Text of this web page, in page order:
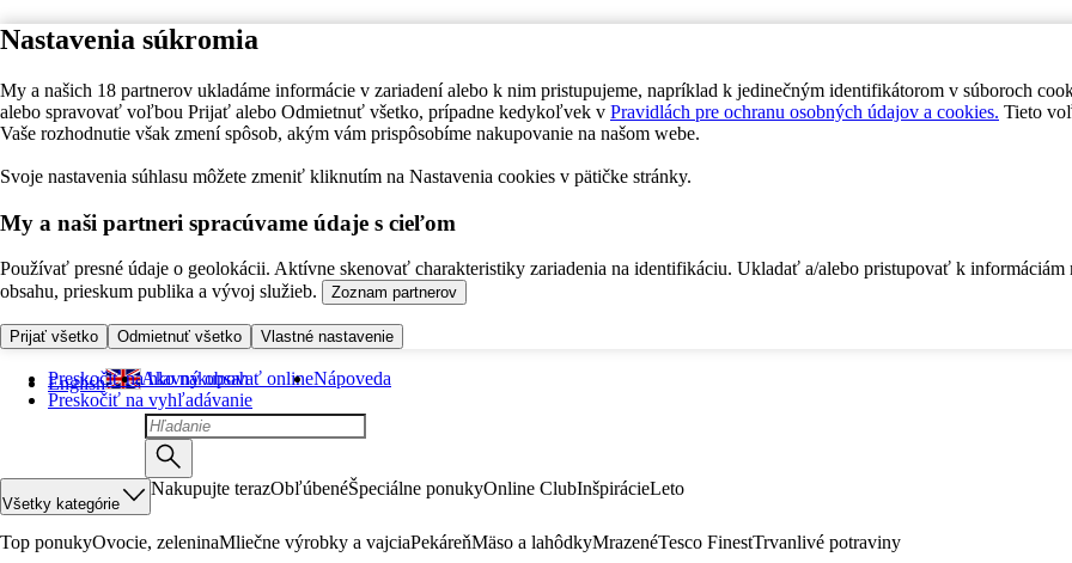
Nastavenia súkromia
My a našich 18 partnerov ukladáme informácie v zariadení alebo k nim pristupujeme, napríklad k jedinečným identifikátorom v súboroch
alebo spravovať voľbou Prijať alebo Odmietnuť všetko, prípadne kedykoľvek v Pravidlách pre ochranu osobných údajov a cookies. Tieto
Vaše rozhodnutie však zmení spôsob, akým vám prispôsobíme nakupovanie na našom webe.
Svoje nastavenia súhlasu môžete zmeniť kliknutím na Nastavenia cookies v pätičke stránky.
My a naši partneri spracúvame údaje s cieľom
Používať presné údaje o geolokácii. Aktívne skenovať charakteristiky zariadenia na identifikáciu. Ukladať a/alebo pristupovať k informáciám
obsahu, prieskum publika a vývoj služieb.
Zoznam partnerov
Prijať všetko Odmietnuť všetko Vlastné nastavenie
Preskočiť na hlavný obsah
Preskočiť na vyhľadávanie
English Ako nakupovať onlineNápoveda
Všetky kategórie
Nakupujte terazObľúbenéŠpeciálne ponukyOnline ClubInšpirácieLeto
Top ponukyOvocie, zeleninaMliečne výrobky a vajciaPekáreňMäso a lahôdkyMrazenéTesco FinestTrvanlivé potraviny